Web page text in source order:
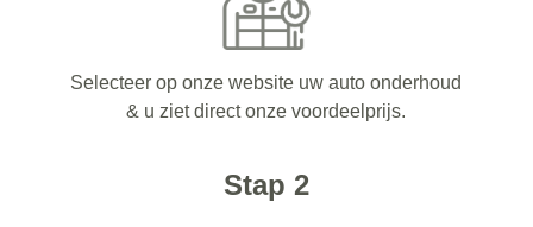
Selecteer op onze website uw auto onderhoud
& u ziet direct onze voordeelprijs.
Stap 2